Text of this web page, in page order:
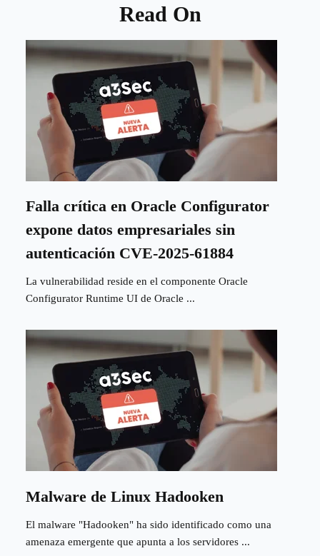
Read On
Falla crítica en Oracle Configurator
expone datos empresariales sin
autenticación CVE-2025-61884
La vulnerabilidad reside en el componente Oracle
Configurator Runtime UI de Oracle ...
Malware de Linux Hadooken
El malware "Hadooken" ha sido identificado como una
amenaza emergente que apunta a los servidores ...